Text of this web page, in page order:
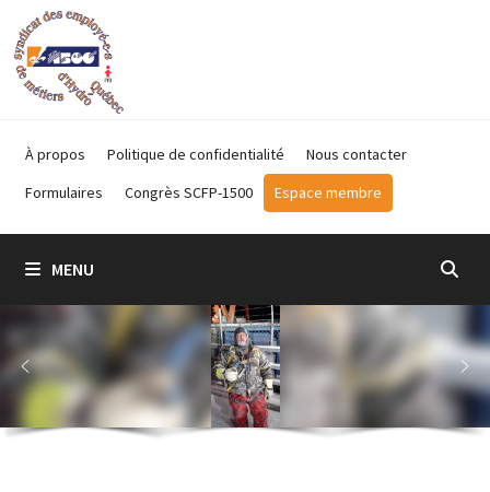
Passer
au
contenu
À propos Politique de confidentialité
Nous contacter
Formulaires
Congrès SCFP-1500 Espace membre
MENU